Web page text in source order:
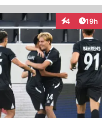
4
Interaktionen
19h